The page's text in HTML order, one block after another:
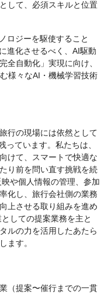
して、必須スキルと位置
ロジーを駆使すること
進化させるべく、AI駆動
全自動化」実現に向け、
様々なAI・機械学習技術
行の現場には依然として
っています。私たちは、
けて、スマートで快適な
り前を問い直す挑戦を続
や個人情報の管理、参加
化し、旅行会社側の業務
上させる取り組みを進め
しての提案業務を主と
ルの力を活用したあたら
ます。
（提案〜催行までの一貫